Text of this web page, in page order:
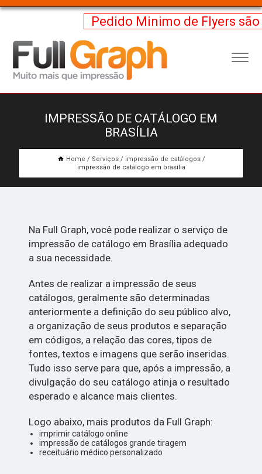
Pedido Minimo de Flyers
IMPRESSÃO DE CATÁLOGO EM
BRASÍLIA
Home Serviços
impressão de catálogos
impressão de catálogo em brasília
Na Full Graph, você pode realizar o serviço de
impressão de catálogo em Brasília adequado
a sua necessidade.
Antes de realizar a impressão de seus
catálogos, geralmente são determinadas
anteriormente a definição do seu público alvo,
a organização de seus produtos e separação
em códigos, a relação das cores, tipos de
fontes, textos e imagens que serão inseridas.
Tudo isso serve para que, após a impressão, a
divulgação do seu catálogo atinja o resultado
esperado e alcance mais clientes.
Logo abaixo, mais produtos da Full Graph:
imprimir catálogo online
impressão de catálogos grande tiragem
receituário médico personalizado